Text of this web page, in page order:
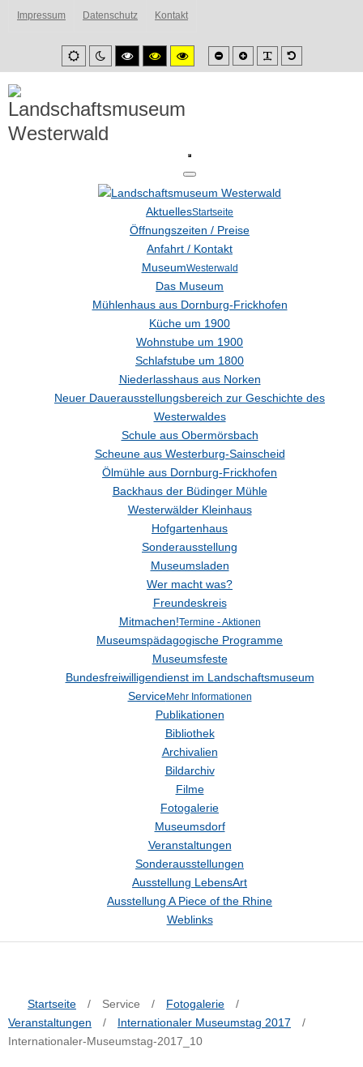
Impressum Datenschutz Kontakt
Default
mode
Night
mode
High
contrast
High
contrast
High
contrast
Smaller
font
Larger
font
Default
font
AktuellesStartseite
Öffnungszeiten / Preise
Anfahrt / Kontakt
MuseumWesterwald
Das Museum
Mühlenhaus aus Dornburg-Frickhofen
Küche um 1900
Wohnstube um 1900
Schlafstube um 1800
Niederlasshaus aus Norken
Neuer Dauerausstellungsbereich zur Geschichte des
Westerwaldes
Schule aus Obermörsbach
Scheune aus Westerburg-Sainscheid
Ölmühle aus Dornburg-Frickhofen
Backhaus der Büdinger Mühle
Westerwälder Kleinhaus
Hofgartenhaus
Sonderausstellung
Museumsladen
Wer macht was?
Freundeskreis
Mitmachen!Termine - Aktionen
Museumspädagogische Programme
Museumsfeste
Bundesfreiwilligendienst im Landschaftsmuseum
ServiceMehr Informationen
Publikationen
Bibliothek
Archivalien
Bildarchiv
Filme
Fotogalerie
Museumsdorf
Veranstaltungen
Sonderausstellungen
Ausstellung LebensArt
Ausstellung A Piece of the Rhine
Weblinks
Startseite / Service / Fotogalerie
/
Veranstaltungen
/ Internationaler Museumstag 2017
/
Internationaler-Museumstag-2017_10